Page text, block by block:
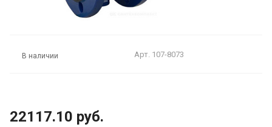
В наличии Арт. 107-8073
22117.10 руб.